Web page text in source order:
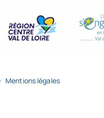
Mentions légales